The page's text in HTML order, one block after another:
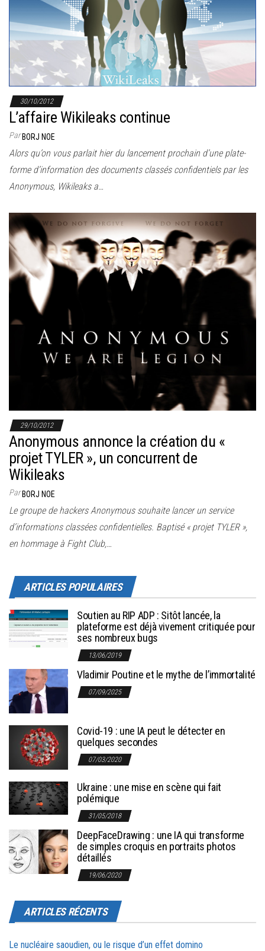
l
a
a
v
t
i
30/10/2012
L’affaire Wikileaks continue
ParBORJ NOE
Alors qu’on vous parlait hier du lancement prochain d’une plate-
forme d’information des documents classés confidentiels par les
Anonymous, Wikileaks a…
29/10/2012
Anonymous annonce la création du «
projet TYLER », un concurrent de
Wikileaks
ParBORJ NOE
Le groupe de hackers Anonymous souhaite lancer un service
d’informations classées confidentielles. Baptisé « projet TYLER »,
en hommage à Fight Club,…
ARTICLES POPULAIRES
Soutien au RIP ADP : Sitôt lancée, la
plateforme est déjà vivement critiquée pour
ses nombreux bugs
13/06/2019
Vladimir Poutine et le mythe de l’immortalité
07/09/2025
Covid-19 : une IA peut le détecter en
quelques secondes
07/03/2020
Ukraine : une mise en scène qui fait
polémique
31/05/2018
DeepFaceDrawing : une IA qui transforme
de simples croquis en portraits photos
détaillés
19/06/2020
ARTICLES RÉCENTS
Le nucléaire saoudien, ou le risque d’un effet domino